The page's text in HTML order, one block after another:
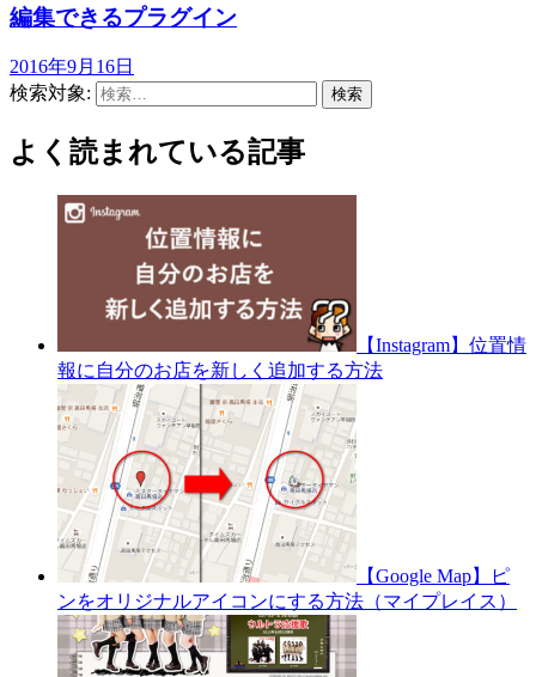
編集できるプラグイン
2016年9月16日
検索対象:
よく読まれている記事
【Instagram】位置情
報に自分のお店を新しく追加する方法
【Google Map】ピ
ンをオリジナルアイコンにする方法（マイプレイス）